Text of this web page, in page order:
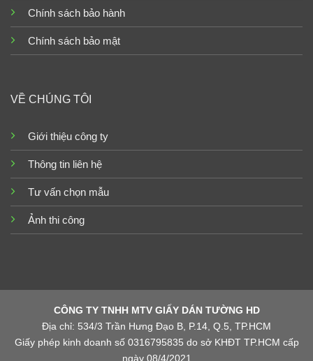
Chính sách bảo hành
Chính sách bảo mật
VỀ CHÚNG TÔI
Giới thiệu công ty
Thông tin liên hệ
Tư vấn chọn mẫu
Ảnh thi công
CÔNG TY TNHH MTV GIẤY DÁN TƯỜNG HD
Địa chỉ: 534/3 Trần Hưng Đạo B, P.14, Q.5, TP.HCM
Giấy phép kinh doanh số 0316795835 do sở KHĐT TP.HCM cấp
ngày 08/4/2021